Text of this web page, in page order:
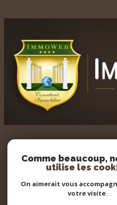
AGENCE
3 PLACE DU
60700 PONT STE
03 44 32 34
Comme beaucoup,
utilise les
On aimerait vous
votre visite.